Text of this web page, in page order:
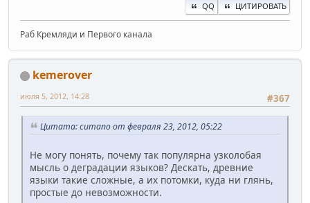
QQ ЦИТИРОВАТЬ
Раб Кремляди и Первого канала
kemerover
#367
июля 5, 2012, 14:28
Цитата: cumano от февраля 23, 2012, 05:22
Не могу понять, почему так популярна узколобая
мысль о деградации языков? Дескать, древние
языки такие сложные, а их потомки, куда ни глянь,
простые до невозможности.